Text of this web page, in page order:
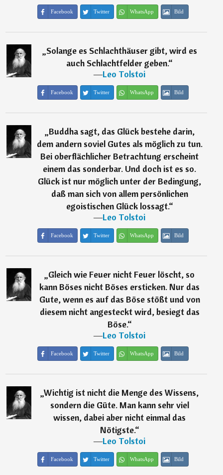
Facebook Twitter WhatsApp Bild
„Solange es Schlachthäuser gibt, wird es
auch Schlachtfelder geben.“
―Leo Tolstoi
Facebook Twitter WhatsApp Bild
„Buddha sagt, das Glück bestehe darin,
dem andern soviel Gutes als möglich zu tun.
Bei oberflächlicher Betrachtung erscheint
einem das sonderbar. Und doch ist es so.
Glück ist nur möglich unter der Bedingung,
daß man sich von allem persönlichen
egoistischen Glück lossagt.“
―Leo Tolstoi
Facebook Twitter WhatsApp Bild
„Gleich wie Feuer nicht Feuer löscht, so
kann Böses nicht Böses ersticken. Nur das
Gute, wenn es auf das Böse stößt und von
diesem nicht angesteckt wird, besiegt das
Böse.“
―Leo Tolstoi
Facebook Twitter WhatsApp Bild
„Wichtig ist nicht die Menge des Wissens,
sondern die Güte. Man kann sehr viel
wissen, dabei aber nicht einmal das
Nötigste.“
―Leo Tolstoi
Facebook Twitter WhatsApp Bild